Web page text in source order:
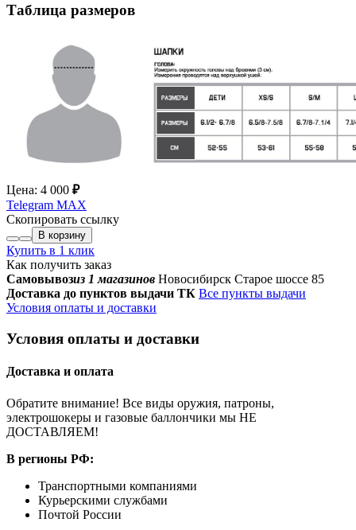
Таблица размеров
Цена: 4 000 ₽
Telegram MAX
Скопировать ссылку
В корзину
Купить в 1 клик
Как получить заказ
Самовывозиз 1 магазинов Новосибирск Старое шоссе 85
Доставка до пунктов выдачи ТК Все пункты выдачи
Условия оплаты и доставки
Условия оплаты и доставки
Доставка и оплата
Обратите внимание! Все виды оружия, патроны,
электрошокеры и газовые баллончики мы НЕ
ДОСТАВЛЯЕМ!
В регионы РФ:
Транспортными компаниями
Курьерскими службами
Почтой России